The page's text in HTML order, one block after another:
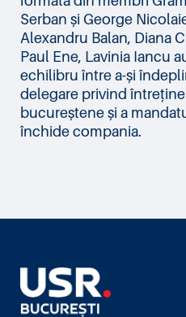
Serban și George
Alexandru Balan, Diana
Paul Ene, Lavinia Iancu
echilibru între a-și
delegare privind
bucureștene și a
închide compania.